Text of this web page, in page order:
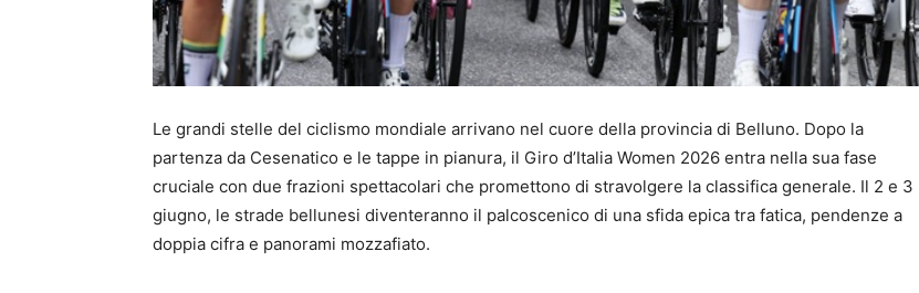
Le grandi stelle del ciclismo mondiale arrivano nel cuore della provincia di Belluno. Dopo la
partenza da Cesenatico e le tappe in pianura, il Giro d’Italia Women 2026 entra nella sua fase
cruciale con due frazioni spettacolari che promettono di stravolgere la classifica generale. Il 2 e 3
giugno, le strade bellunesi diventeranno il palcoscenico di una sfida epica tra fatica, pendenze a
doppia cifra e panorami mozzafiato.